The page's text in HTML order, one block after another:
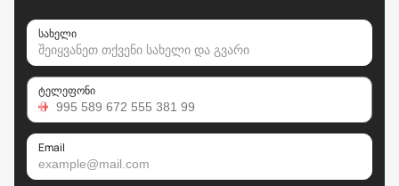
სახელი
ტელეფონი
Email